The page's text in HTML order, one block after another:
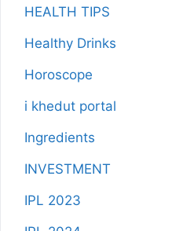
HEALTH TIPS
Healthy Drinks
Horoscope
i khedut portal
Ingredients
INVESTMENT
IPL 2023